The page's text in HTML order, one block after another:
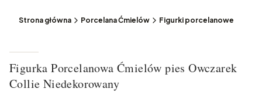
Strona główna Porcelana Ćmielów Figurki porcelanowe
Figurka Porcelanowa Ćmielów pies Owczarek
Collie Niedekorowany